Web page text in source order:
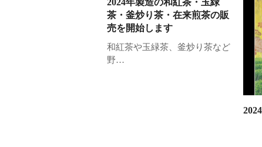
茶・釜炒り茶・在来煎茶の販
売を開始します
和紅茶や玉緑茶、釜炒り茶など
野…